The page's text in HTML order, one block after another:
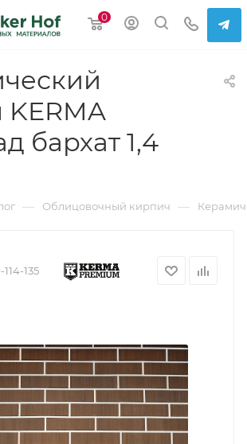
0
бархат 1,4
— Облицовочный кирпич —
135